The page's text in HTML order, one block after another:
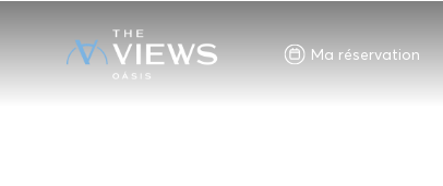
Ma réservation